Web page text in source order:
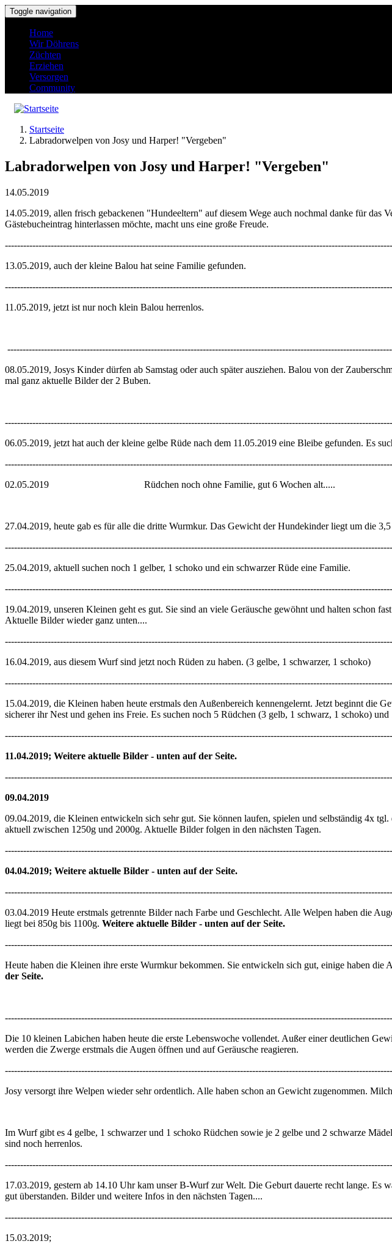
Direkt zum Inhalt
Toggle navigation
Home
Wir Döhrens
Züchten
Erziehen
Versorgen
Community
Startseite
Labradorwelpen von Josy und Harper! "Vergeben"
Labradorwelpen von Josy und Harper! "Vergeben"
14.05.2019
14.05.2019, allen frisch gebackenen "Hundeeltern" auf diesem Wege auch nochmal danke für
Gästebucheintrag hinterlassen möchte, macht uns eine große Freude.
13.05.2019, auch der kleine Balou hat seine Familie gefunden.
11.05.2019, jetzt ist nur noch klein Balou herrenlos.
08.05.2019, Josys Kinder dürfen ab Samstag oder auch später ausziehen. Balou von der
mal ganz aktuelle Bilder der 2 Buben.
06.05.2019, jetzt hat auch der kleine gelbe Rüde nach dem 11.05.2019 eine Bleibe gefunden. Es
02.05.2019 Rüdchen noch ohne Familie, gut 6 Wochen alt.....
27.04.2019, heute gab es für alle die dritte Wurmkur. Das Gewicht der Hundekinder liegt um die
25.04.2019, aktuell suchen noch 1 gelber, 1 schoko und ein schwarzer Rüde eine Familie.
19.04.2019, unseren Kleinen geht es gut. Sie sind an viele Geräusche gewöhnt und halten schon
Aktuelle Bilder wieder ganz unten....
16.04.2019, aus diesem Wurf sind jetzt noch Rüden zu haben. (3 gelbe, 1 schwarzer, 1 schoko)
15.04.2019, die Kleinen haben heute erstmals den Außenbereich kennengelernt. Jetzt beginnt die
sicherer ihr Nest und gehen ins Freie. Es suchen noch 5 Rüdchen (3 gelb, 1 schwarz, 1 schoko)
11.04.2019; Weitere aktuelle Bilder - unten auf der Seite.
09.04.2019
09.04.2019, die Kleinen entwickeln sich sehr gut. Sie können laufen, spielen und selbständig 4x
aktuell zwischen 1250g und 2000g. Aktuelle Bilder folgen in den nächsten Tagen.
04.04.2019; Weitere aktuelle Bilder - unten auf der Seite.
03.04.2019 Heute erstmals getrennte Bilder nach Farbe und Geschlecht. Alle Welpen haben die
liegt bei 850g bis 1100g. Weitere aktuelle Bilder - unten auf der Seite.
Heute haben die Kleinen ihre erste Wurmkur bekommen. Sie entwickeln sich gut, einige haben die
der Seite.
Die 10 kleinen Labichen haben heute die erste Lebenswoche vollendet. Außer einer deutlichen
werden die Zwerge erstmals die Augen öffnen und auf Geräusche reagieren.
Josy versorgt ihre Welpen wieder sehr ordentlich. Alle haben schon an Gewicht zugenommen.
Im Wurf gibt es 4 gelbe, 1 schwarzer und 1 schoko Rüdchen sowie je 2 gelbe und 2 schwarze
sind noch herrenlos.
17.03.2019, gestern ab 14.10 Uhr kam unser B-Wurf zur Welt. Die Geburt dauerte recht lange.
gut überstanden. Bilder und weitere Infos in den nächsten Tagen....
15.03.2019;